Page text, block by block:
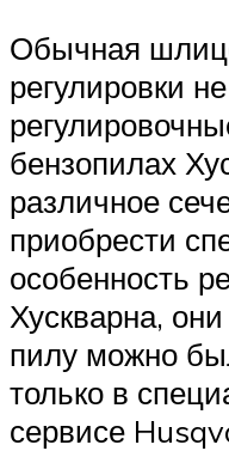
Обычная
регулировки
бензопилах
различное
приобрести
особенность
Хускварна,
пилу можно
только в
сервисе